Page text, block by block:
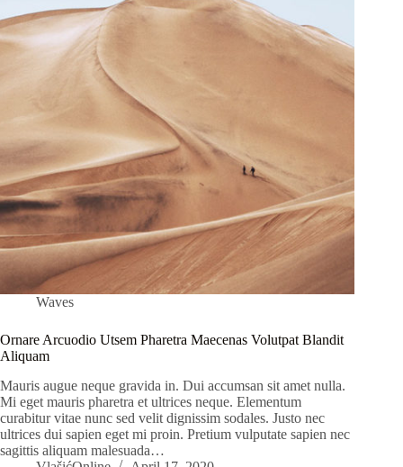
Waves
Ornare Arcuodio Utsem Pharetra Maecenas Volutpat Blandit
Aliquam
Mauris augue neque gravida in. Dui accumsan sit amet nulla.
Mi eget mauris pharetra et ultrices neque. Elementum
curabitur vitae nunc sed velit dignissim sodales. Justo nec
ultrices dui sapien eget mi proin. Pretium vulputate sapien nec
sagittis aliquam malesuada…